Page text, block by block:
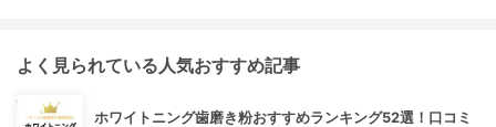
よく見られている人気おすすめ記事
ホワイトニング歯磨き粉おすすめランキング52選！口コミ